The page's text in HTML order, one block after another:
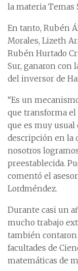
la materia Temas
En tanto, Rubén
Morales, Lizeth
Rubén Hurtado
Sur, ganaron con
del inversor de
“Es un
que transforma
que es muy usual
descripción en la
nosotros
preestablecida.
comentó el
Lordméndez.
Durante casi un
mucho trabajo
también contaron
facultades de
matemáticas de